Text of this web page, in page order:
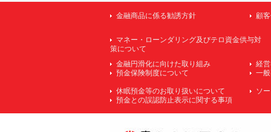
金融商品に係る勧誘方針 顧
マネー・ローンダリング及びテロ資金供与対
策について
金融円滑化に向けた取り組み
経
預金保険制度について
一
休眠預金等のお取り扱いについて
ソ
預金との誤認防止表示に関する事項